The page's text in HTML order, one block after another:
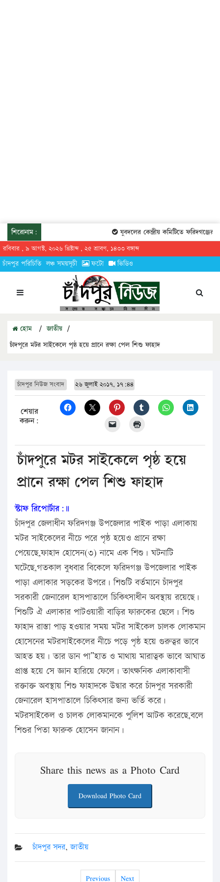
শিরোনাম: যুবদলের কেন্দ্রীয় কমিটিতে ফরিদগঞ্জের
রবিবার , ৯ আগস্ট, ২০২৬ খ্রিষ্টাব্দ , ২৫ শ্রাবণ, ১৪৩৩ বঙ্গাব্দ
চাঁদপুর পরিচিতি লঞ্চ সময়সূচী ফটো ভিডিও
হোম / জাতীয় /
চাঁদপুরে মটর সাইকেলে পৃষ্ঠ হয়ে প্রানে রক্ষা পেল শিশু ফাহাদ
চাঁদপুর নিউজ সংবাদ ২৬ জুলাই ২০১৭, ১৭:৪৪
শেয়ার
করুন:
চাঁদপুরে মটর সাইকেলে পৃষ্ঠ হয়ে
প্রানে রক্ষা পেল শিশু ফাহাদ
স্টাফ রিপোর্টার:॥
চাঁদপুর জেলাধীন ফরিদগঞ্জ উপজেলার পাইক পাড়া এলাকায়
মটর সাইকেলের নীচে পরে পৃষ্ঠ হয়েও প্রানে রক্ষা
পেয়েছে,ফাহাদ হোসেন(৩) নামে এক শিশু। ঘটনাটি
ঘটেছে,গতকাল বুধবার বিকেলে ফরিদগঞ্জ উপজেলার পাইক
পাড়া এলাকার সড়কের উপরে। শিশুটি বর্তমানে চাঁদপুর
সরকারী জেনারেল হাসপাতালে চিকিৎসাধীন অবস্থায় রয়েছে।
শিশুটি ঐ এলাকার পাটওয়ারী বাড়ির ফারুকের ছেলে। শিশু
ফাহাদ রাস্তা পাড় হওয়ার সময় মটর সাইকেল চালক লোকমান
হোসেনের মটরসাইকেলের নীচে পড়ে পৃষ্ঠ হয়ে গুরুত্বর ভাবে
আহত হয়। তার ডান পা”হাত ও মাথায় মারাত্বক ভাবে আঘাত
প্রাপ্ত হয়ে সে জ্ঞান হারিয়ে ফেলে। তাৎক্ষনিক এলাকাবাসী
রক্তাক্ত অবস্থায় শিশু ফাহাদকে উদ্বার করে চাঁদপুর সরকারী
জেনারেল হাসপাতালে চিকিৎসার জন্য ভর্তি করে।
মটরসাইকেল ও চালক লোকমানকে পুলিশ আটক করেছে,বলে
শিশুর পিতা ফারুক হোসেন জানান।
Share this news as a Photo Card
Download Photo Card
চাঁদপুর সদর,জাতীয়
Previous Next